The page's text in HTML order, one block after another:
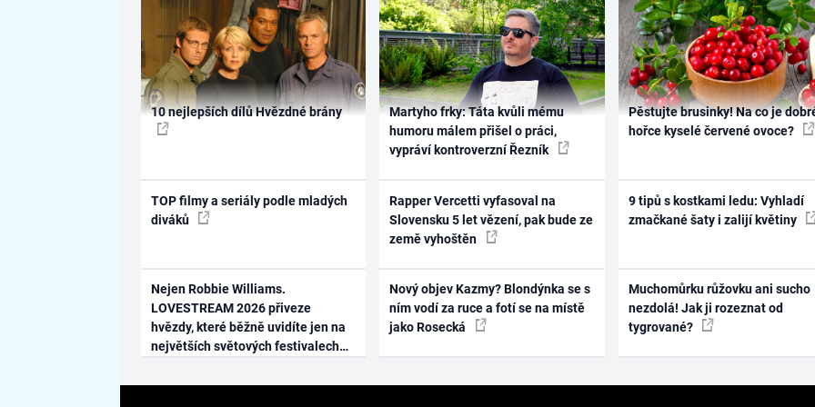
10 nejlepších dílů Hvězdné brány
TOP filmy a seriály podle mladých
diváků
Nejen Robbie Williams.
LOVESTREAM 2026 přiveze
hvězdy, které běžně uvidíte jen na
největších světových festivalech
Martyho frky: Táta kvůli mému
humoru málem přišel o práci,
vypráví kontroverzní Řezník
Rapper Vercetti vyfasoval na
Slovensku 5 let vězení, pak bude ze
země vyhoštěn
Nový objev Kazmy? Blondýnka se s
ním vodí za ruce a fotí se na místě
jako Rosecká
Pěstujte brusinky! Na co je
hořce kyselé červené ovoce?
9 tipů s kostkami ledu: Vyhladí
zmačkané šaty i zalijí květiny
Muchomůrku růžovku ani sucho
nezdolá! Jak ji rozeznat od
tygrované?